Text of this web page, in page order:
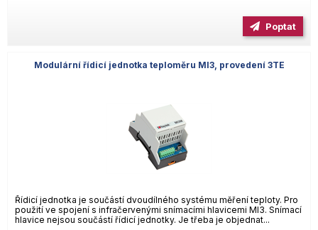
Poptat
Modulární řídicí jednotka teploměru MI3, provedení 3TE
Řídicí jednotka je součástí dvoudílného systému měření teploty. Pro
použití ve spojení s infračervenými snímacími hlavicemi MI3. Snímací
hlavice nejsou součástí řídicí jednotky. Je třeba je objednat...